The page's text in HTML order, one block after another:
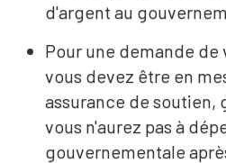
d'argent au
Pour une demande de
vous devez être en
assurance de soutien,
vous n'aurez pas à
gouvernementale